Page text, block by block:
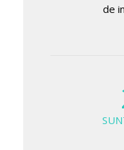
de